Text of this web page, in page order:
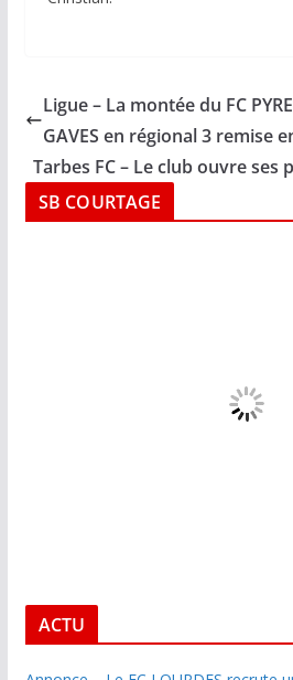
Ligue – La montée du FC
GAVES en régional 3 remise
Tarbes FC – Le club ouvre ses
SB COURTAGE
ACTU